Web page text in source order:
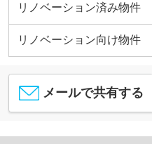
リノベーション済み物件
リノベーション向け物件
メールで共有する